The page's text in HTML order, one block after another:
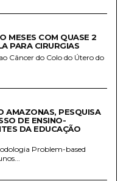
MESES COM QUASE 2
PARA CIRURGIAS
Câncer do Colo do Útero do
AMAZONAS, PESQUISA
DE ENSINO-
DA EDUCAÇÃO
Problem-based